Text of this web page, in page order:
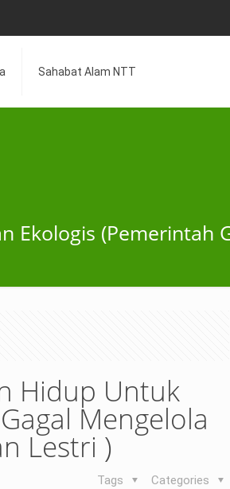
Sahabat Alam NTT
Ekologis (Pemerintah
Hidup Untuk
Mengelola
Lestri )
Categories
Tags